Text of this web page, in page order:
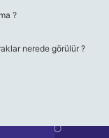
?
nerede görülür ?